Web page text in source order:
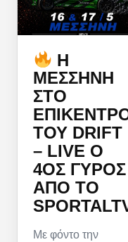
Η
ΜΕΣΣΉΝΗ
ΣΤΟ
ΤΟΥ DRIFT
– LIVE Ο
4ΟΣ ΓΎΡΟΣ
ΑΠΌ ΤΟ
Με φόντο την